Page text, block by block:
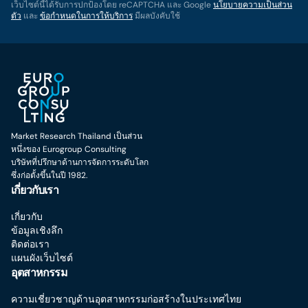
เว็บไซต์นี้ได้รับการปกป้องโดย reCAPTCHA และ Googleนโยบายความเป็นส่วน
ตัว และ ข้อกำหนดในการให้บริการมีผลบังคับใช้
Market Research Thailand เป็นส่วน
หนึ่งของ Eurogroup Consulting
บริษัทที่ปรึกษาด้านการจัดการระดับโลก
ซึ่งก่อตั้งขึ้นในปี 1982.
เกี่ยวกับเรา
เกี่ยวกับ
ข้อมูลเชิงลึก
ติดต่อเรา
แผนผังเว็บไซต์
อุตสาหกรรม
ความเชี่ยวชาญด้านอุตสาหกรรมก่อสร้างในประเทศไทย